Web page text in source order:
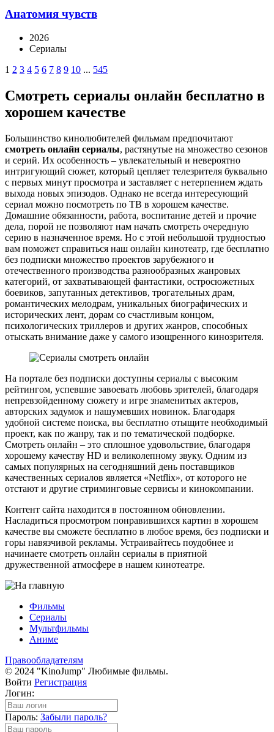
Анатомия чувств
2026
Сериалы
1 2 3 4 5 6 7 8 9 10 ... 545
Смотреть сериалы онлайн бесплатно в
хорошем качестве
Большинство кинолюбителей фильмам предпочитают
смотреть онлайн сериалы, растянутые на множество сезонов
и серий. Их особенность – увлекательный и невероятно
интригующий сюжет, который цепляет телезрителя буквально
с первых минут просмотра и заставляет с нетерпением ждать
выхода новых эпизодов. Однако не всегда интересующий
сериал можно посмотреть по ТВ в хорошем качестве.
Домашние обязанности, работа, воспитание детей и прочие
дела, порой не позволяют нам начать смотреть очередную
серию в назначенное время. Но с этой небольшой трудностью
вам поможет справиться наш онлайн кинотеатр, где бесплатно
без подписки множество проектов зарубежного и
отечественного производства разнообразных жанровых
категорий, от захватывающей фантастики, остросюжетных
боевиков, запутанных детективов, трогательных драм,
романтических мелодрам, уникальных биографических и
исторических лент, дорам со счастливым концом,
психологических триллеров и других жанров, способных
отыскать внимание даже у самого изощренного кинозрителя.
На портале без подписки доступны сериалы с высоким
рейтингом, успевшие завоевать любовь зрителей, благодаря
непревзойденному сюжету и игре знаменитых актеров,
авторских задумок и нашумевших новинок. Благодаря
удобной системе поиска, вы бесплатно отыщите необходимый
проект, как по жанру, так и по тематической подборке.
Смотреть онлайн – это сплошное удовольствие, благодаря
хорошему качеству HD и великолепному звуку. Одним из
самых популярных на сегодняшний день поставщиков
качественных сериалов является «Netflix», от которого не
отстают и другие стриминговые сервисы и кинокомпании.
Контент сайта находится в постоянном обновлении.
Насладиться просмотром понравившихся картин в хорошем
качестве вы сможете бесплатно в любое время, без подписки и
горы навязчивой рекламы. Устраивайтесь поудобнее и
начинаете смотреть онлайн сериалы в приятной
дружественной атмосфере в нашем кинотеатре.
Фильмы
Сериалы
Мультфильмы
Аниме
Правообладателям
© 2024 "KinoJump" Любимые фильмы.
Войти Регистрация
Логин:
Пароль: Забыли пароль?